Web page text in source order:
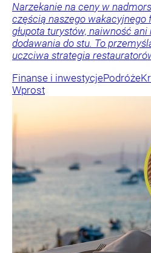
Narzekanie na ceny w
częścią naszego wakacyjnego
głupota turystów, naiwność
dodawania do stu. To
uczciwa strategia
Finanse i inwestycjePodróże
Wprost